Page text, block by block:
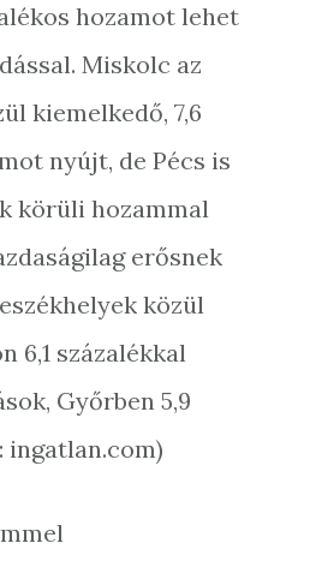
hozamot lehet
Miskolc az
kiemelkedő, 7,6
nyújt, de Pécs is
körüli hozammal
erősnek
közül
6,1 százalékkal
Győrben 5,9
ingatlan.com)